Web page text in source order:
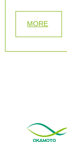
MORE